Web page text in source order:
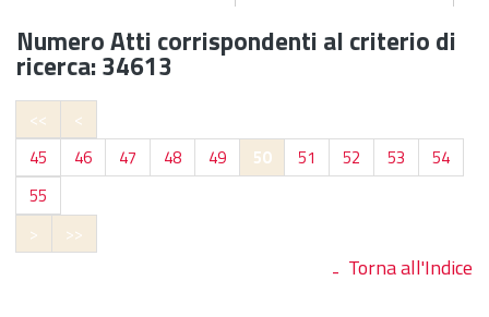
Numero Atti corrispondenti al criterio di
ricerca: 34613
<<
<
45
46 47 48 49 50 51 52 53
54
55
>
>>
Torna all'Indice